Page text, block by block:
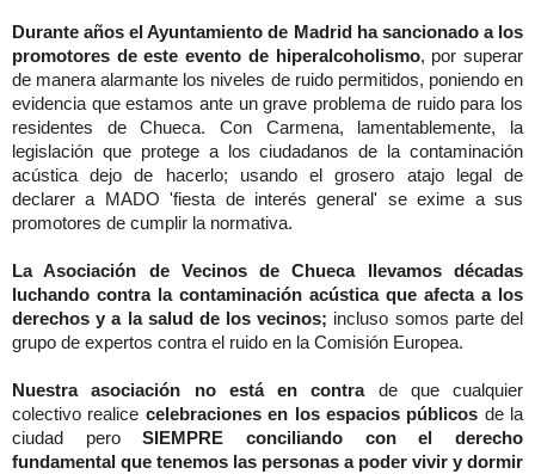
Durante años el Ayuntamiento de Madrid ha sancionado a los
promotores de este evento de hiperalcoholismo, por superar
de manera alarmante los niveles de ruido permitidos, poniendo en
evidencia que estamos ante un grave problema de ruido para los
residentes de Chueca. Con Carmena, lamentablemente, la
legislación que protege a los ciudadanos de la contaminación
acústica dejo de hacerlo; usando el grosero atajo legal de
declarer a MADO 'fiesta de interés general' se exime a sus
promotores de cumplir la normativa.
La Asociación de Vecinos de Chueca llevamos décadas
luchando contra la contaminación acústica que afecta a los
derechos y a la salud de los vecinos; incluso somos parte del
grupo de expertos contra el ruido en la Comisión Europea.
Nuestra asociación no está en contra de que cualquier
colectivo realice celebraciones en los espacios públicos de la
ciudad peroSIEMPRE conciliando con el derecho
fundamental que tenemos las personas a poder vivir y dormir